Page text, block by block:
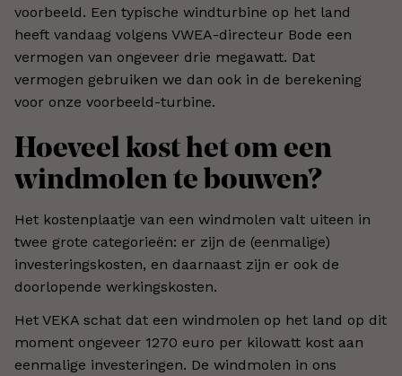
voorbeeld. Een typische windturbine op het land
heeft vandaag volgens VWEA-directeur Bode een
vermogen van ongeveer drie megawatt. Dat
vermogen gebruiken we dan ook in de berekening
voor onze voorbeeld-turbine.
Hoeveel kost het om een
windmolen te bouwen?
Het kostenplaatje van een windmolen valt uiteen in
twee grote categorieën: er zijn de (eenmalige)
investeringskosten, en daarnaast zijn er ook de
doorlopende werkingskosten.
Het VEKA schat dat een windmolen op het land op dit
moment ongeveer 1270 euro per kilowatt kost aan
eenmalige investeringen. De windmolen in ons